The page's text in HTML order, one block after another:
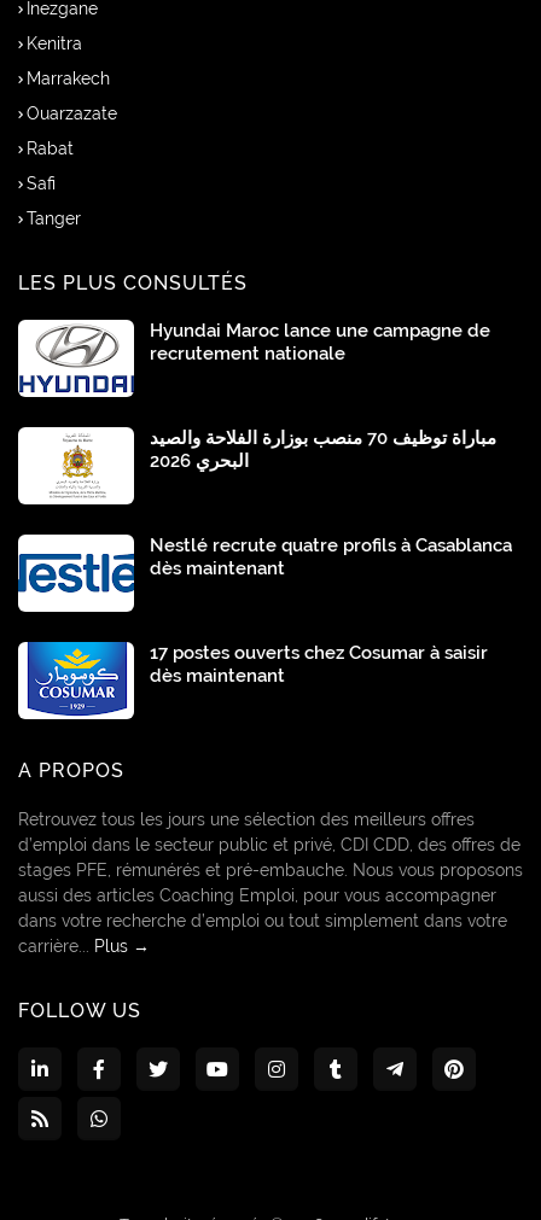
Inezgane
Kenitra
Marrakech
Ouarzazate
Rabat
Safi
Tanger
LES PLUS CONSULTÉS
Hyundai Maroc lance une campagne de
recrutement nationale
مباراة توظيف 70 منصب بوزارة الفلاحة والصيد
البحري 2026
Nestlé recrute quatre profils à Casablanca
dès maintenant
17 postes ouverts chez Cosumar à saisir
dès maintenant
A PROPOS
Retrouvez tous les jours une sélection des meilleurs offres
d’emploi dans le secteur public et privé, CDI CDD, des offres de
stages PFE, rémunérés et pré-embauche. Nous vous proposons
aussi des articles Coaching Emploi, pour vous accompagner
dans votre recherche d’emploi ou tout simplement dans votre
carrière...
Plus →
FOLLOW US